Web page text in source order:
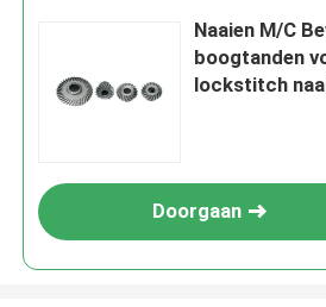
Naaien M/C
boogtanden
lockstitch
Doorgaan